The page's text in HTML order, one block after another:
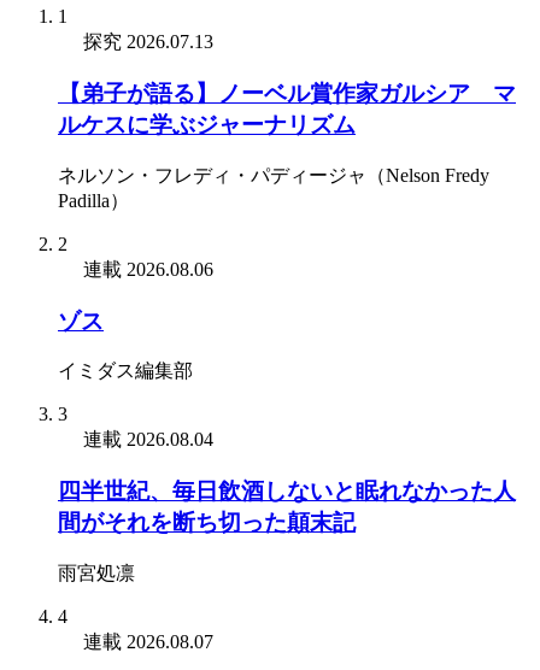
1
探究 2026.07.13
【弟子が語る】ノーベル賞作家ガルシア゠マ
ルケスに学ぶジャーナリズム
ネルソン・フレディ・パディージャ（Nelson Fredy
Padilla）
2
連載 2026.08.06
ゾス
イミダス編集部
3
連載 2026.08.04
四半世紀、毎日飲酒しないと眠れなかった人
間がそれを断ち切った顛末記
雨宮処凛
4
連載 2026.08.07